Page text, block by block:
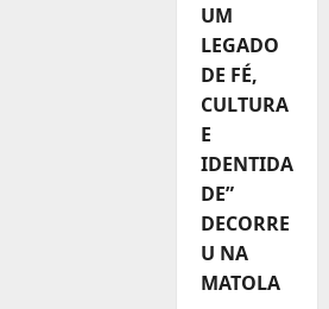
UM
LEGADO
DE FÉ,
CULTURA
E
IDENTIDA
DE”
DECORRE
U NA
MATOLA